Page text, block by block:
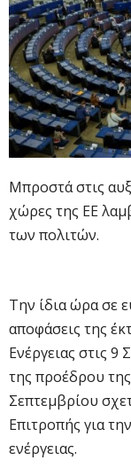
Μπροστά στις
χώρες της ΕΕ
των πολιτών.
Την ίδια ώρα σε
αποφάσεις της
Ενέργειας στις 9
της προέδρου
Σεπτεμβρίου
Επιτροπής για
ενέργειας.